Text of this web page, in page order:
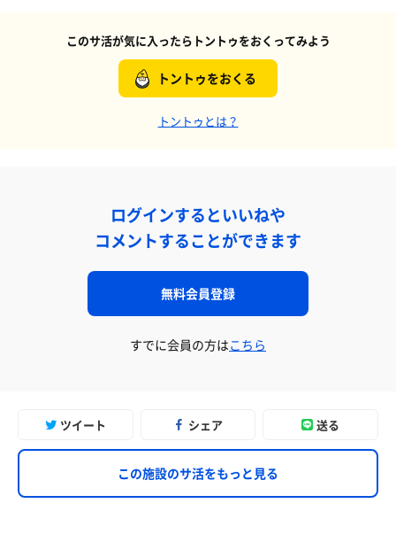
このサ活が気に入ったらトントゥをおくってみよう
トントゥをおくる
トントゥとは？
ログインするといいねや
コメントすることができます
無料会員登録
すでに会員の方はこちら
ツイート シェア 送る
この施設のサ活をもっと見る